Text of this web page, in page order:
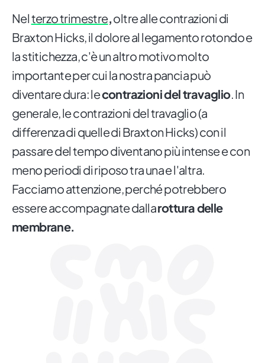
Nelterzo trimestre,oltre alle contrazioni di
Braxton Hicks, il dolore al legamento rotondo e
la stitichezza, c'è un altro motivo molto
importante per cui la nostra pancia può
diventare dura: lecontrazioni del travaglio. In
generale, le contrazioni del travaglio (a
differenza di quelle di Braxton Hicks) con il
passare del tempo diventano più intense e con
meno periodi di riposo tra una e l'altra.
Facciamo attenzione, perché potrebbero
essere accompagnate dallarottura delle
membrane.